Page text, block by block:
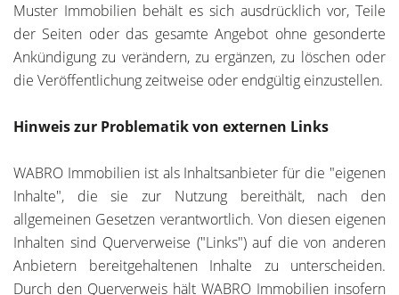
Muster Immobilien behält es sich ausdrücklich vor, Teile
der Seiten oder das gesamte Angebot ohne gesonderte
Ankündigung zu verändern, zu ergänzen, zu löschen oder
die Veröffentlichung zeitweise oder endgültig einzustellen.
Hinweis zur Problematik von externen Links
WABRO Immobilien ist als Inhaltsanbieter für die "eigenen
Inhalte", die sie zur Nutzung bereithält, nach den
allgemeinen Gesetzen verantwortlich. Von diesen eigenen
Inhalten sind Querverweise ("Links") auf die von anderen
Anbietern bereitgehaltenen Inhalte zu unterscheiden.
Durch den Querverweis hält WABRO Immobilien insofern